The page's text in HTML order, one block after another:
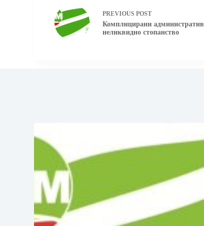
PREVIOUSPOST
Комплицирани
неликвидно стопанство